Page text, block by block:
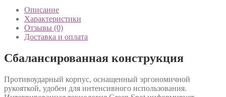
Описание
Характеристики
Отзывы (0)
Доставка и оплата
Сбалансированная конструкция
Противоударный корпус, оснащенный эргономичной
рукояткой, удобен для интенсивного использования.